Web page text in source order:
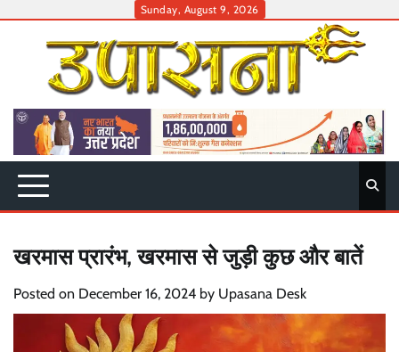
Sunday, August 9, 2026
खरमास प्रारंभ, खरमास से जुड़ी कुछ और बातें
Posted on December 16, 2024 by Upasana Desk